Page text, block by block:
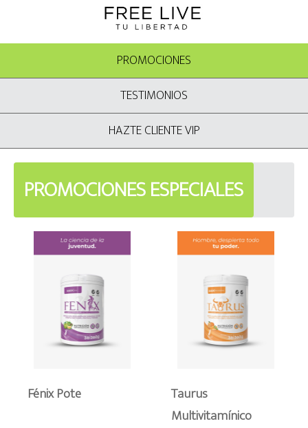
PROMOCIONES
TESTIMONIOS
HAZTE CLIENTE VIP
PROMOCIONES ESPECIALES
Fénix Pote
Taurus
Multivitamínico